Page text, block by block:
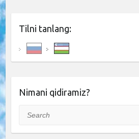
Tilni tanlang:
Nimani qidiramiz?
Search